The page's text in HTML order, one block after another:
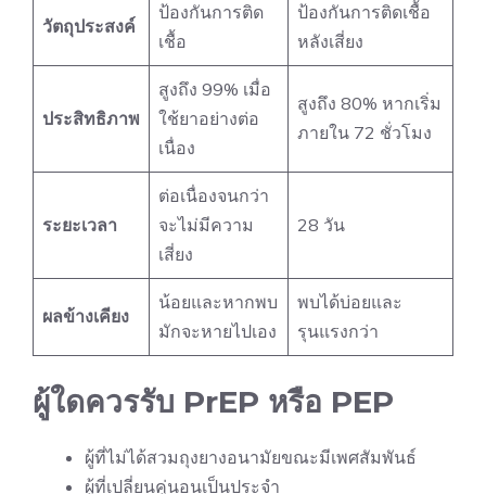
วัตถุประสงค์
ป้องกันการติด
เชื้อ
ป้องกันการติดเชื้อ
หลังเสี่ยง
ประสิทธิภาพ
สูงถึง 99% เมื่อ
ใช้ยาอย่างต่อ
เนื่อง
สูงถึง 80% หากเริ่ม
ภายใน 72 ชั่วโมง
ระยะเวลา
ต่อเนื่องจนกว่า
จะไม่มีความ
เสี่ยง
28 วัน
ผลข้างเคียง
น้อยและหากพบ
มักจะหายไปเอง
พบได้บ่อยและ
รุนแรงกว่า
ผู้ใดควรรับ PrEP หรือ PEP
ผู้ที่ไม่ได้สวมถุงยางอนามัยขณะมีเพศสัมพันธ์
ผู้ที่เปลี่ยนคู่นอนเป็นประจำ